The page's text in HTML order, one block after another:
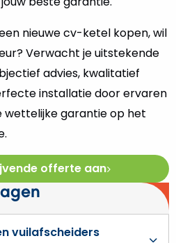
nieuwe cv-ketel kopen, wil
Verwacht je uitstekende
advies, kwalitatief
installatie door ervaren
wettelijke garantie op het
offerte aan
vuilafscheiders